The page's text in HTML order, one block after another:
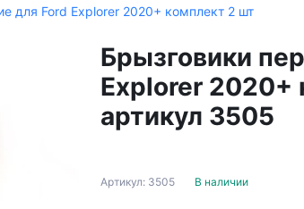
для Ford Explorer 2020+ комплект 2 шт
Брызговики
Explorer 2020+
артикул 3505
Артикул: 3505 В наличии